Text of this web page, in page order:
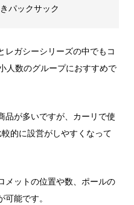
パックサック
レガシーシリーズの中でもコ
人数のグループにおすすめで
品が多いですが、カーリで使
的に設営がしやすくなって
メットの位置や数、ポールの
能です。